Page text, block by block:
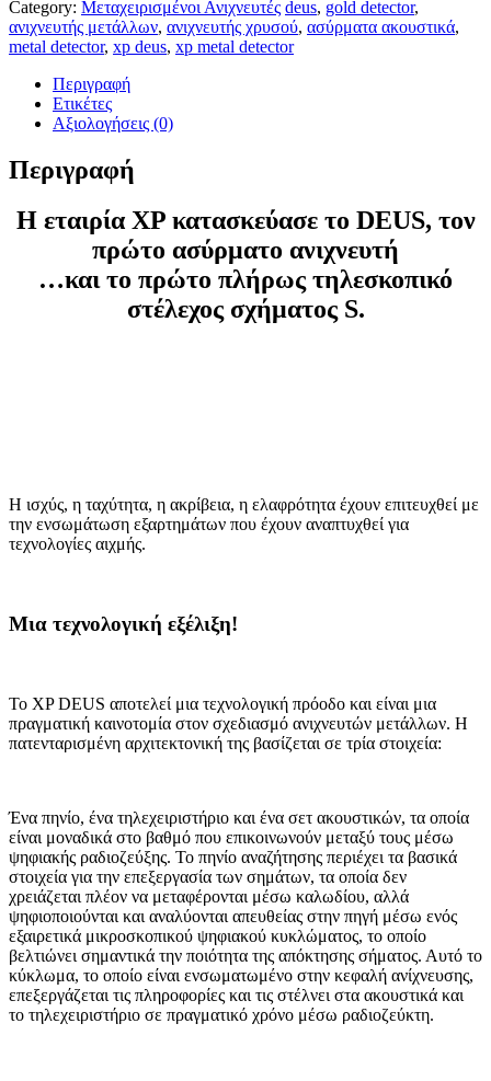
Category: Μεταχειρισμένοι Ανιχνευτές deus, gold detector,
ανιχνευτής μετάλλων, ανιχνευτής χρυσού, ασύρματα ακουστικά,
metal detector, xp deus, xp metal detector
Περιγραφή
Ετικέτες
Αξιολογήσεις (0)
Περιγραφή
Η εταιρία XP κατασκεύασε το DEUS, τον
πρώτο ασύρματο ανιχνευτή
…και το πρώτο πλήρως τηλεσκοπικό
στέλεχος σχήματος S.
Η ισχύς, η ταχύτητα, η ακρίβεια, η ελαφρότητα έχουν επιτευχθεί με
την ενσωμάτωση εξαρτημάτων που έχουν αναπτυχθεί για
τεχνολογίες αιχμής.
Μια τεχνολογική εξέλιξη!
Το XP DEUS αποτελεί μια τεχνολογική πρόοδο και είναι μια
πραγματική καινοτομία στον σχεδιασμό ανιχνευτών μετάλλων. Η
πατενταρισμένη αρχιτεκτονική της βασίζεται σε τρία στοιχεία:
Ένα πηνίο, ένα τηλεχειριστήριο και ένα σετ ακουστικών, τα οποία
είναι μοναδικά στο βαθμό που επικοινωνούν μεταξύ τους μέσω
ψηφιακής ραδιοζεύξης. Το πηνίο αναζήτησης περιέχει τα βασικά
στοιχεία για την επεξεργασία των σημάτων, τα οποία δεν
χρειάζεται πλέον να μεταφέρονται μέσω καλωδίου, αλλά
ψηφιοποιούνται και αναλύονται απευθείας στην πηγή μέσω ενός
εξαιρετικά μικροσκοπικού ψηφιακού κυκλώματος, το οποίο
βελτιώνει σημαντικά την ποιότητα της απόκτησης σήματος. Αυτό το
κύκλωμα, το οποίο είναι ενσωματωμένο στην κεφαλή ανίχνευσης,
επεξεργάζεται τις πληροφορίες και τις στέλνει στα ακουστικά και
το τηλεχειριστήριο σε πραγματικό χρόνο μέσω ραδιοζεύκτη.